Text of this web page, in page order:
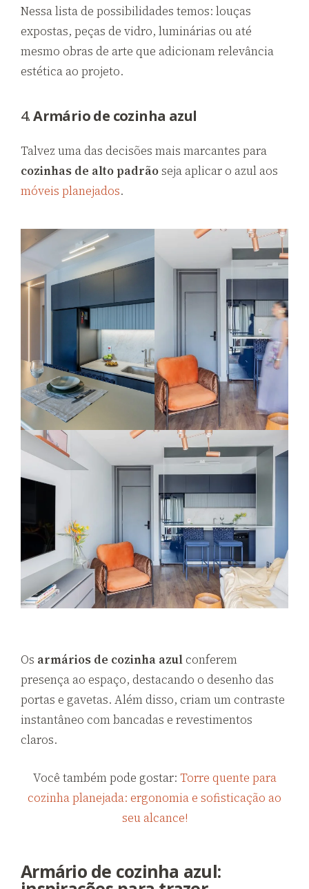
Nessa lista de possibilidades temos: louças
expostas, peças de vidro, luminárias ou até
mesmo obras de arte que adicionam relevância
estética ao projeto.
4.Armário de cozinha azul
Talvez uma das decisões mais marcantes para
cozinhas de alto padrãoseja aplicar o azul aos
móveis planejados.
Os armários de cozinha azulconferem
presença ao espaço, destacando o desenho das
portas e gavetas. Além disso, criam um contraste
instantâneo com bancadas e revestimentos
claros.
Você também pode gostar: Torre quente para
cozinha planejada: ergonomia e sofisticação ao
seu alcance!
Armário de cozinha azul: